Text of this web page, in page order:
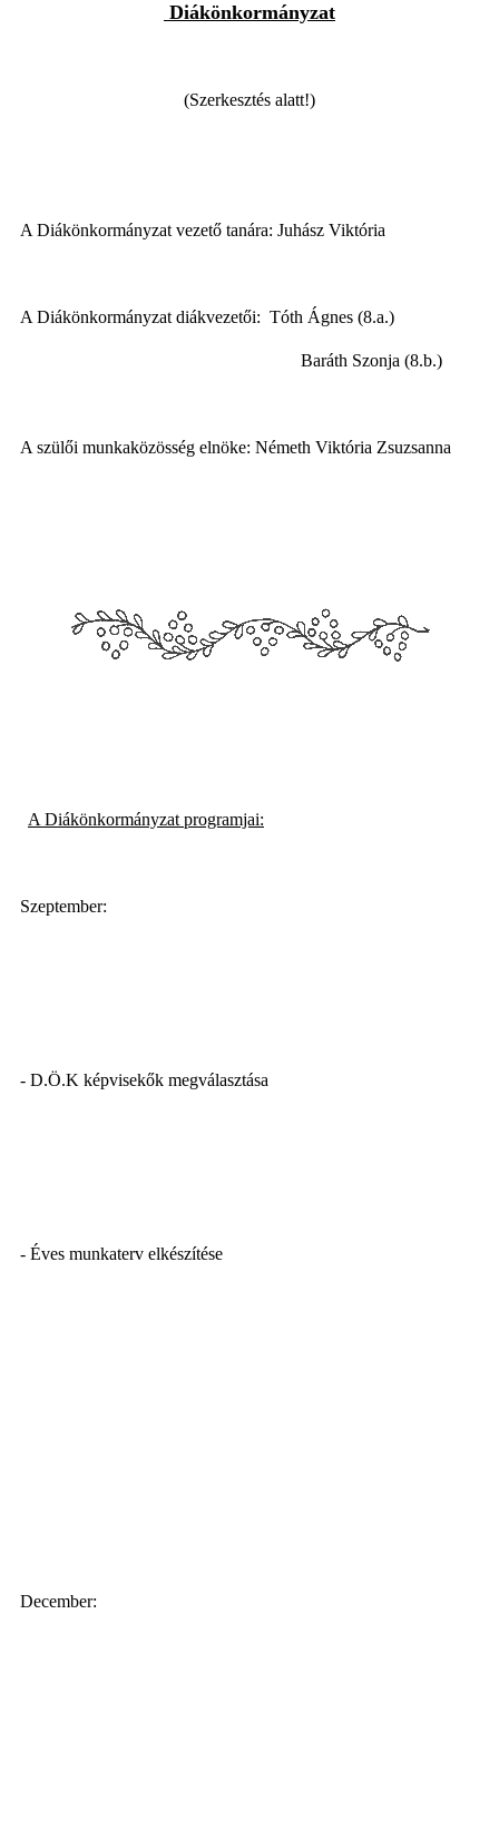
Diákönkormányzat
(Szerkesztés alatt!)
A Diákönkormányzat vezető tanára: Juhász Viktória
A Diákönkormányzat diákvezetői: Tóth Ágnes (8.a.)
Baráth Szonja (8.b.)
A szülői munkaközösség elnöke: Németh Viktória Zsuzsanna
A Diákönkormányzat programjai:
Szeptember:
- D.Ö.K képvisekők megválasztása
- Éves munkaterv elkészítése
December: